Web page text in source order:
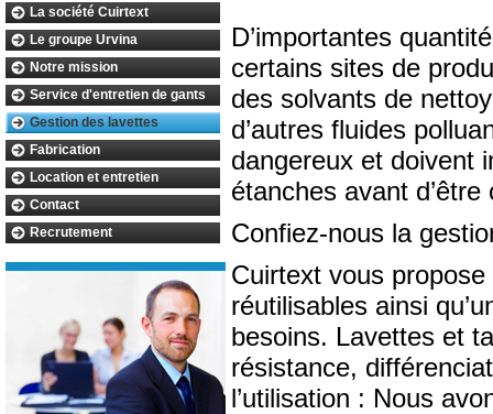
La société Cuirtext
Le groupe Urvina
Notre mission
Service d'entretien de gants
Gestion des lavettes
Fabrication
Location et entretien
Contact
Recrutement
D’importantes
certains sites de
des solvants de
d’autres fluides
dangereux et doivent
étanches avant
Confiez-nous la
Cuirtext vous
réutilisables ainsi
besoins. Lavettes et
résistance,
l’utilisation : Nous